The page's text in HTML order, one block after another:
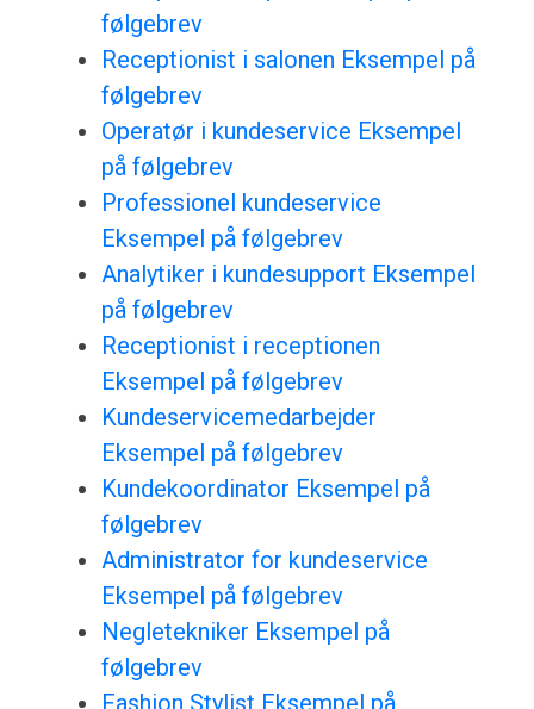
følgebrev
Receptionist i salonen Eksempel på
følgebrev
Operatør i kundeservice Eksempel
på følgebrev
Professionel kundeservice
Eksempel på følgebrev
Analytiker i kundesupport Eksempel
på følgebrev
Receptionist i receptionen
Eksempel på følgebrev
Kundeservicemedarbejder
Eksempel på følgebrev
Kundekoordinator Eksempel på
følgebrev
Administrator for kundeservice
Eksempel på følgebrev
Negletekniker Eksempel på
følgebrev
Fashion Stylist Eksempel på